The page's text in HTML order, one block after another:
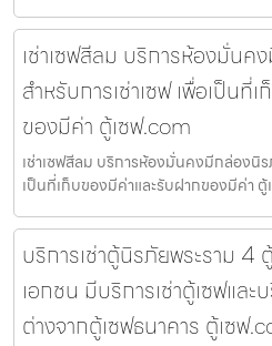
เช่าเซฟสีลม บริการห้องมั่นค
สำหรับการเช่าเซฟ เพื่อเป็นที่
ของมีค่า ตู้เซฟ.com
เช่าเซฟสีลม บริการห้องมั่นคงมีกล่องนิร
เป็นที่เก็บของมีค่าและรับฝากของมีค่า
บริการเช่าตู้นิรภัยพระราม 4
เอกชน มีบริการเช่าตู้เซฟแล
ต่างจากตู้เซฟธนาคาร ตู้เซฟ